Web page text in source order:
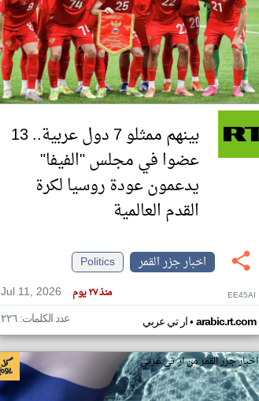
بينهم ممثلو 7 دول عربية.. 13
عضوا في مجلس "الفيفا"
يدعمون عودة روسيا لكرة
القدم العالمية
اخبار جزر القمر
Politics
Jul 11, 2026
منذ ٢٧ يوم EE45AI
ار تي عربي• arabic.rt.com عدد الكلمات: ٢٢٦
اخبار جزر القمر من ار تي عربي